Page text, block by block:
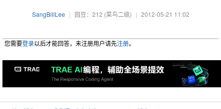
SangBillLee | 园豆：212 (菜鸟二级) | 2012-05-21 11:02
您需要登录以后才能回答，未注册用户请先注册。